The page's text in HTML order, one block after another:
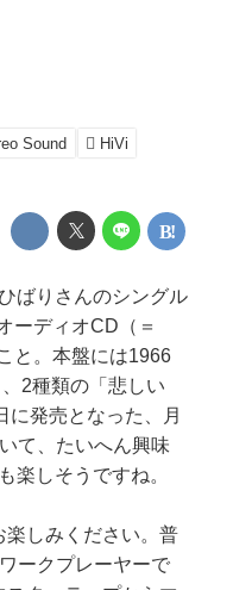
Sound
HiVi
ばりさんのシングル
ーディオCD（＝
と。本盤には1966
2種類の「悲しい
発売となった、月
て、たいへん興味
楽しそうですね。
しみください。普
ークプレーヤーで